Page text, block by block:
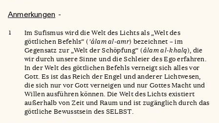
Anmerkungen
Im Sufismus wird die Welt des Lichts als „Welt des
göttlichen Befehls“ ('âlam al-amr) bezeichnet – im
Gegensatz zur „Welt der Schöpfung“ (âlam al-khalq), die
wir durch unsere Sinne und die Schleier des Ego erfahren.
In der Welt des göttlichen Befehls verneigt sich alles vor
Gott. Es ist das Reich der Engel und anderer Lichtwesen,
die sich nur vor Gott verneigen und nur Gottes Macht und
Willen ausführen können. Die Welt des Lichts existiert
außerhalb von Zeit und Raum und ist zugänglich durch das
göttliche Bewusstsein des SELBST.